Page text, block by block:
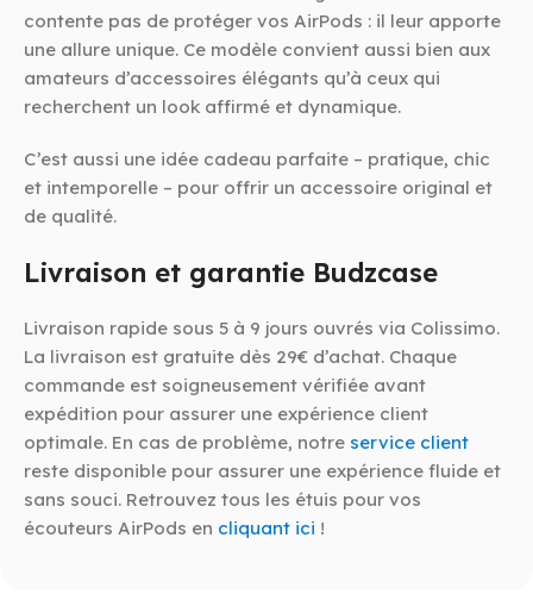
contente pas de protéger vos AirPods : il leur apporte
une allure unique. Ce modèle convient aussi bien aux
amateurs d’accessoires élégants qu’à ceux qui
recherchent un look affirmé et dynamique.
C’est aussi une idée cadeau parfaite – pratique, chic
et intemporelle – pour offrir un accessoire original et
de qualité.
Livraison et garantie Budzcase
Livraison rapide sous 5 à 9 jours ouvrés via Colissimo.
La livraison est gratuite dès 29€ d’achat. Chaque
commande est soigneusement vérifiée avant
expédition pour assurer une expérience client
optimale. En cas de problème, notre service client
reste disponible pour assurer une expérience fluide et
sans souci. Retrouvez tous les étuis pour vos
écouteurs AirPods en cliquant ici !